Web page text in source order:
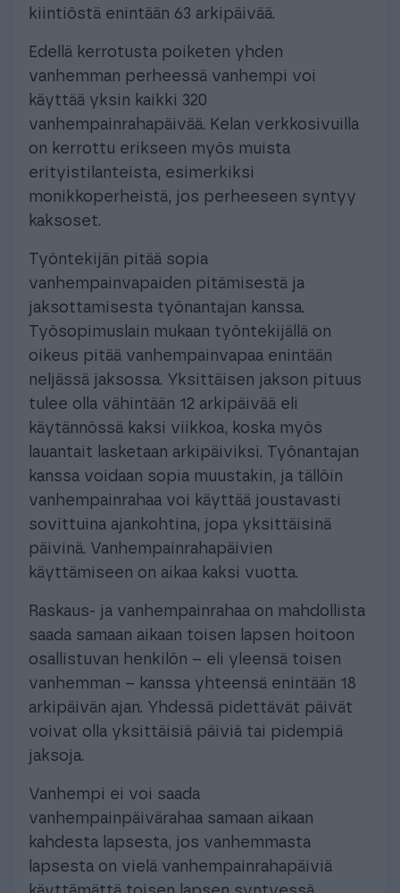
kiintiöstä enintään 63 arkipäivää.
Edellä kerrotusta poiketen yhden
vanhemman perheessä vanhempi voi
käyttää yksin kaikki 320
vanhempainrahapäivää. Kelan verkkosivuilla
on kerrottu erikseen myös muista
erityistilanteista, esimerkiksi
monikkoperheistä, jos perheeseen syntyy
kaksoset.
Työntekijän pitää sopia
vanhempainvapaiden pitämisestä ja
jaksottamisesta työnantajan kanssa.
Työsopimuslain mukaan työntekijällä on
oikeus pitää vanhempainvapaa enintään
neljässä jaksossa. Yksittäisen jakson pituus
tulee olla vähintään 12 arkipäivää eli
käytännössä kaksi viikkoa, koska myös
lauantait lasketaan arkipäiviksi. Työnantajan
kanssa voidaan sopia muustakin, ja tällöin
vanhempainrahaa voi käyttää joustavasti
sovittuina ajankohtina, jopa yksittäisinä
päivinä. Vanhempainrahapäivien
käyttämiseen on aikaa kaksi vuotta.
Raskaus- ja vanhempainrahaa on mahdollista
saada samaan aikaan toisen lapsen hoitoon
osallistuvan henkilön – eli yleensä toisen
vanhemman – kanssa yhteensä enintään 18
arkipäivän ajan. Yhdessä pidettävät päivät
voivat olla yksittäisiä päiviä tai pidempiä
jaksoja.
Vanhempi ei voi saada
vanhempainpäivärahaa samaan aikaan
kahdesta lapsesta, jos vanhemmasta
lapsesta on vielä vanhempainrahapäiviä